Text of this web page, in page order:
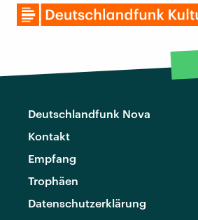
Deutschlandfunk Nova
Kontakt
Empfang
Trophäen
Datenschutzerklärung